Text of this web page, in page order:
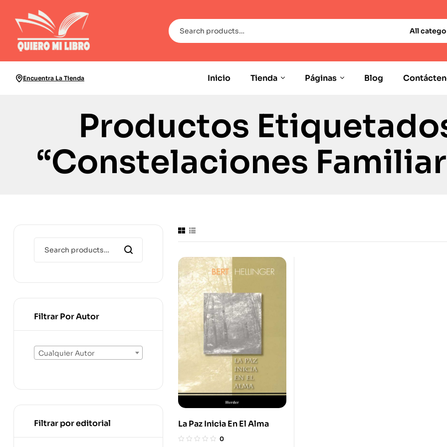
All
Encuentra La Tienda Inicio Tienda Páginas Blog
Productos
“Constelaciones
La Paz Inicia En El Alma
0
Filtrar Por Autor
Cualquier Autor
Filtrar por editorial